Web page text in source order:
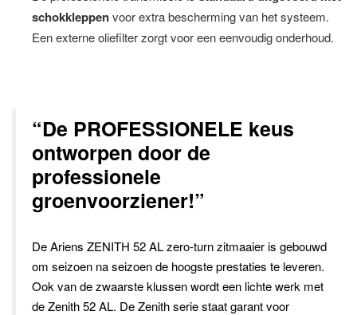
schokkleppenvoor extra bescherming van het systeem.
Een externe oliefilter zorgt voor een eenvoudig onderhoud.
“De PROFESSIONELE keus
ontworpen door de
professionele
groenvoorziener!”
De Ariens ZENITH 52 AL zero-turn zitmaaier is gebouwd
om seizoen na seizoen de hoogste prestaties te leveren.
Ook van de zwaarste klussen wordt een lichte werk met
de Zenith 52 AL. De Zenith serie staat garant voor